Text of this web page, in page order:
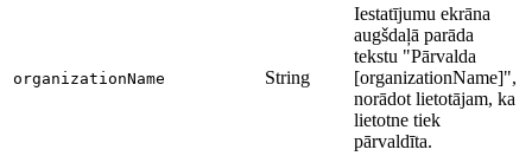
organizationName String
Iestatījumu ekrāna
augšdaļā parāda
tekstu "Pārvalda
[organizationName]",
norādot lietotājam, ka
lietotne tiek
pārvaldīta.